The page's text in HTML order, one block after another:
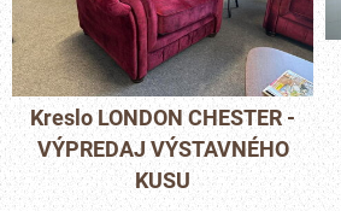
MIZAR - talianský matrac
175x200 cm
Matrac MIZAR od talianskeho
systému Rinaldi Bed System
ponúka...